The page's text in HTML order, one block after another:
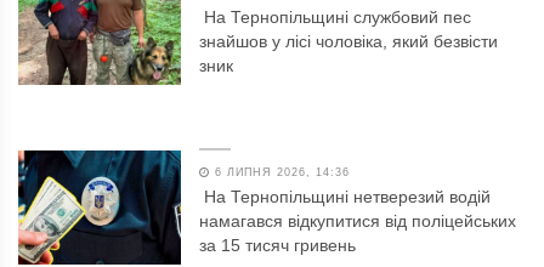
На Тернопільщині службовий пес
знайшов у лісі чоловіка, який безвісти
зник
6 ЛИПНЯ 2026, 14:36
На Тернопільщині нетверезий водій
намагався відкупитися від поліцейських
за 15 тисяч гривень